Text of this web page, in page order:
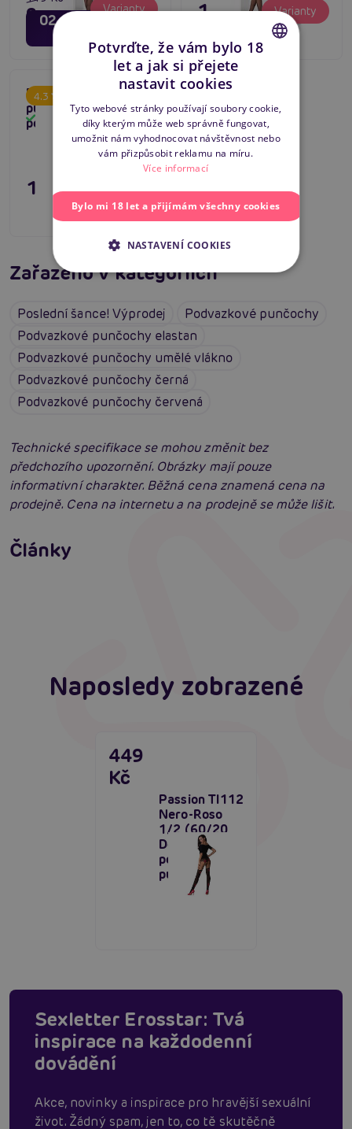
02 dní
95 Kč Varianty 129 Kč Varianty
4.3
Romartex Maia -
punčochy na
podvazky
Skladem
149 Kč Varianty
Zařazeno v kategoriích
Poslední šance! Výprodej
Podvazkové punčochy
Podvazkové punčochy elastan
Podvazkové punčochy umělé vlákno
Podvazkové punčochy černá
Podvazkové punčochy červená
Technické specifikace se mohou změnit bez
předchozího upozornění. Obrázky mají pouze
informativní charakter. Běžná cena znamená cena na
prodejně. Cena na internetu a na prodejně se může lišit.
Články
neodolatelně sexy
Číst více
Erotická inteligence: Příručka Sexiomů
Naposledy zobrazené
Passion TI112
Nero-Roso
1/2 (60/20
Den),
podvazkové
punčochy
449
Kč
Sexletter Erosstar: Tvá
inspirace na každodenní
dovádění
Akce, novinky a inspirace pro hravější sexuální
život. Žádný spam, jen to, co tě skutěčně
ENGLISH
Potvrďte, že vám bylo 18
let a jak si přejete
nastavit cookies
Tyto webové stránky používají soubory cookie,
díky kterým může web správně fungovat,
umožnit nám vyhodnocovat návštěvnost nebo
vám přizpůsobit reklamu na míru.
Více informací
Bylo mi 18 let a přijímám všechny cookies
NASTAVENÍ COOKIES